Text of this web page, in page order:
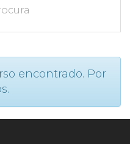
encontrado. Por